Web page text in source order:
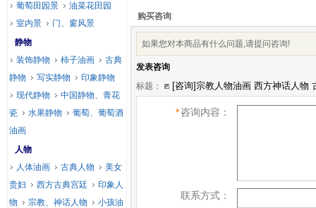
购买咨询
如果您对本商品有什么问题,请提问咨询!
发表咨询
标题：
*咨询内容：
联系方式：
葡萄田园景
油菜花田园
室内景
门、窗风景
静物
装饰静物
柿子油画
古典
静物
写实静物
印象静物
现代静物
中国静物、青花
瓷
水果静物
葡萄、葡萄酒
油画
人物
人体油画
古典人物
美女
贵妇
西方古典宫廷
印象人
物
宗教、神话人物
小孩油